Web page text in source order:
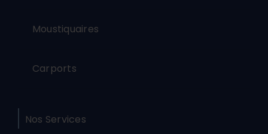
Moustiquaires
Carports
Nos Services